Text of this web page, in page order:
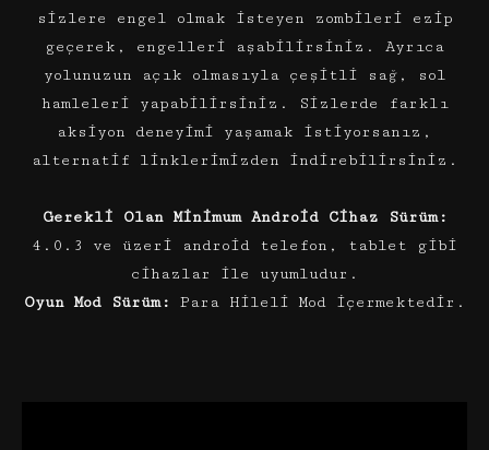
sizlere engel olmak isteyen zombileri ezip
geçerek, engelleri aşabilirsiniz. Ayrıca
yolunuzun açık olmasıyla çeşitli sağ, sol
hamleleri yapabilirsiniz. Sizlerde farklı
aksiyon deneyimi yaşamak istiyorsanız,
alternatif linklerimizden indirebilirsiniz.
Gerekli Olan Minimum Android Cihaz Sürüm:
4.0.3 ve üzeri android telefon, tablet gibi
cihazlar ile uyumludur.
Oyun Mod Sürüm: Para Hileli Mod içermektedir.